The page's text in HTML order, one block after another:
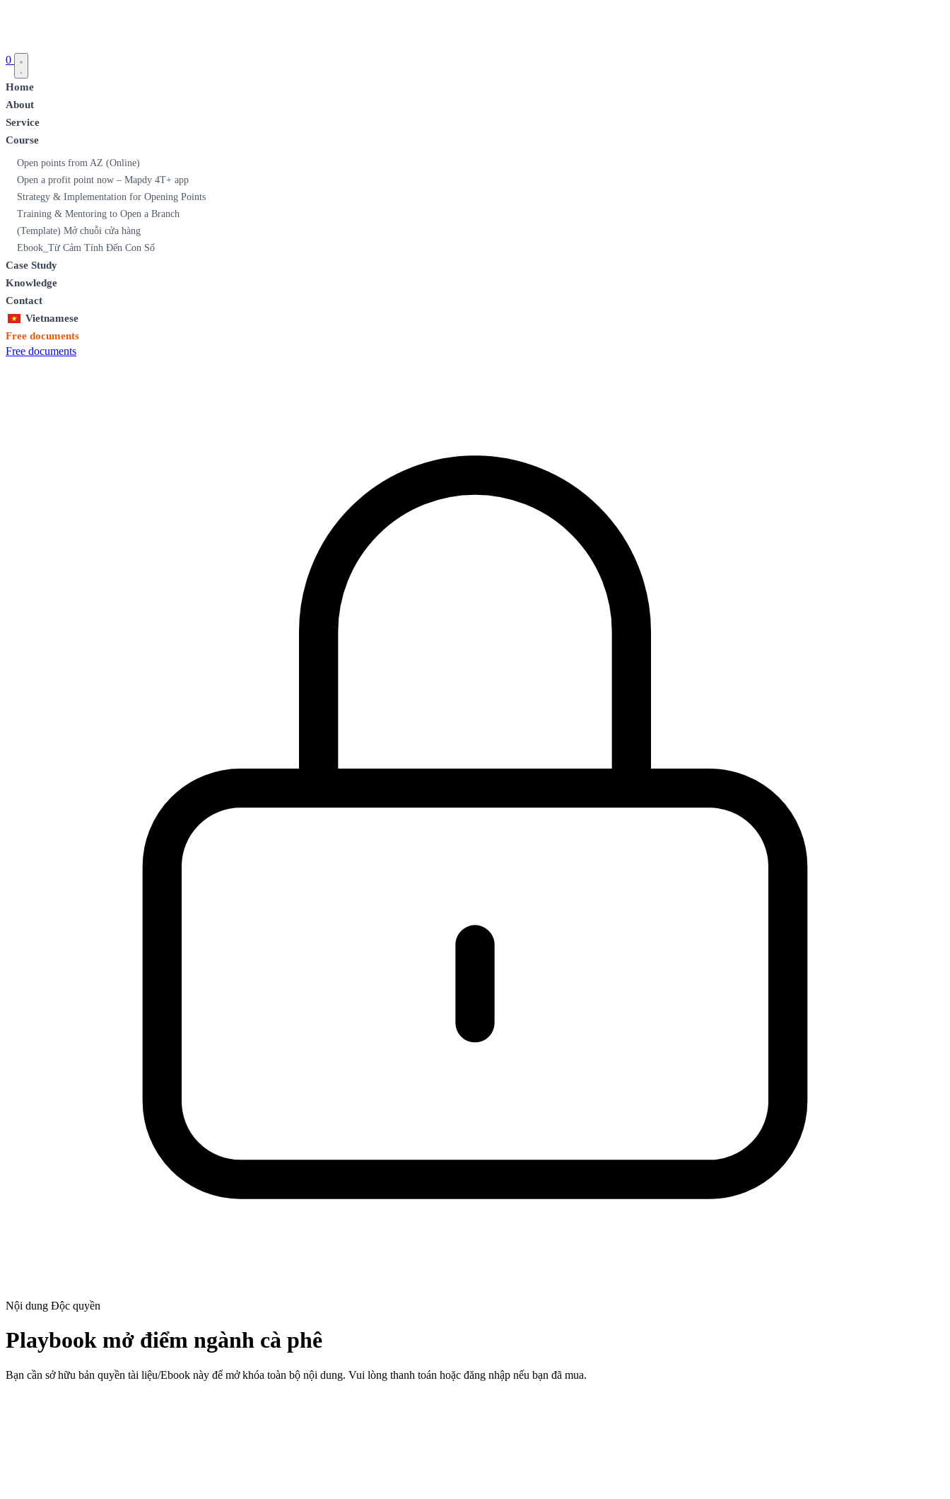
0
Home
About
Service
Course
Open points from AZ (Online)
Open a profit point now – Mapdy 4T+ app
Strategy & Implementation for Opening Points
Training & Mentoring to Open a Branch
(Template) Mở chuỗi cửa hàng
Ebook_Từ Cảm Tính Đến Con Số
Case Study
Knowledge
Contact
Vietnamese
Free documents
Free documents
Nội dung Độc quyền
Playbook mở điểm ngành cà phê
Bạn cần sở hữu bản quyền tài liệu/Ebook này để mở khóa toàn bộ nội dung. Vui lòng thanh toán hoặc đăng nhập nếu bạn đã mua.